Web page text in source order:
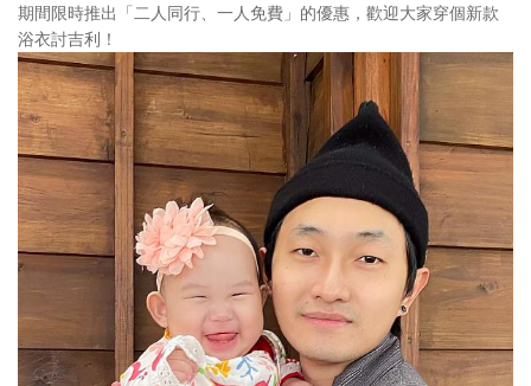
期間限時推出「二人同行、一人免費」的優惠，歡迎大家穿個新款
浴衣討吉利！